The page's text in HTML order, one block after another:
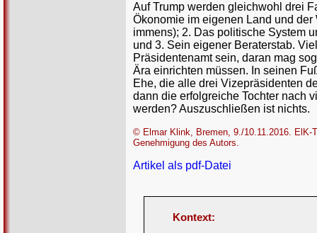
Auf Trump werden gleichwohl drei
Ökonomie im eigenen Land und
immens); 2. Das politische System
und 3. Sein eigener Beraterstab.
Präsidentenamt sein, daran mag
Ära einrichten müssen. In seinen
Ehe, die alle drei Vizepräsidenten
dann die erfolgreiche Tochter nach
werden? Auszuschließen ist nichts.
© Elmar Klink, Bremen, 9./10.11.2016. ElK-
Genehmigung des Autors.
Artikel als pdf-Datei
Kontext: